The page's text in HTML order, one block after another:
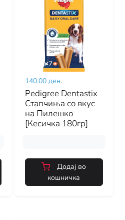
140.00 ден.
Pedigree Dentastix
Стапчиња со вкус
на Пилешко
[Кесичка 180гр]
Додај во
кошничка